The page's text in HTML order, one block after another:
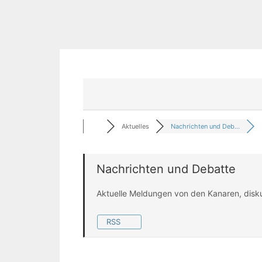
Aktuelles Nachrichten und Deb...
Nachrichten und Debatte
Aktuelle Meldungen von den Kanaren,
RSS